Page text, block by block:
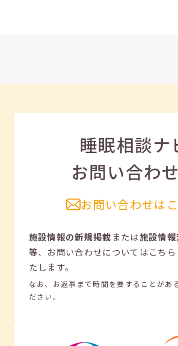
睡眠相談ナ
お問い合わ
お問い合わせは
施設情報の新規掲載または施設情
等、 お問い合わせについてはこち
たします。
なお、お返事まで時間を要することがあ
ださい。